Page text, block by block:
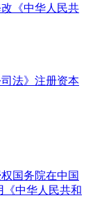
《中华人民共
法》注册资本
国务院在中国
《中华人民共和